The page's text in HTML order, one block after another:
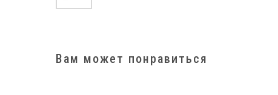
Вам может понравиться